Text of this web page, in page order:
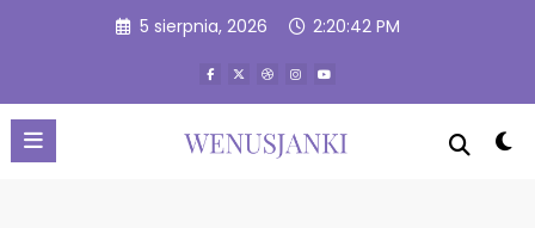
5 sierpnia, 2026 2:20:43 PM